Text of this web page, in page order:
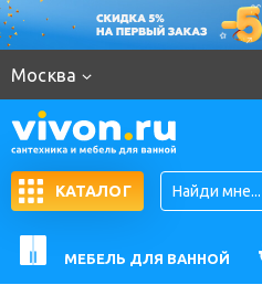
Москва
КАТАЛОГ
МЕБЕЛЬ ДЛЯ ВАННОЙ